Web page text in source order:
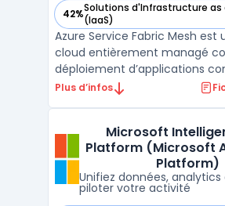
42%Solutions d'Infrastructure as
(IaaS)
— voir Azure Service Fabric Mesh
Azure Service Fabric Mesh est
cloud entièrement managé
déploiement d’applications
accessible sans gestion
équipes IT qui souhaitent se
la logique app ...
Plus d’infos
Microsoft
Platform (Microsoft
Platform)
Unifiez données, analytics
piloter votre activité